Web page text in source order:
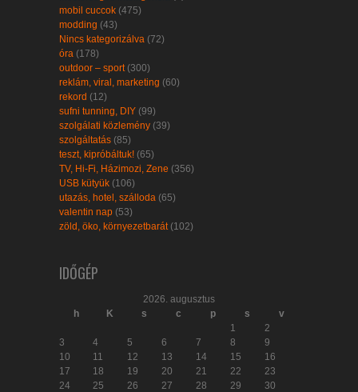
mobil cuccok (475)
modding (43)
Nincs kategorizálva (72)
óra (178)
outdoor – sport (300)
reklám, viral, marketing (60)
rekord (12)
sufni tunning, DIY (99)
szolgálati közlemény (39)
szolgáltatás (85)
teszt, kipróbáltuk! (65)
TV, Hi-Fi, Házimozi, Zene (356)
USB kütyük (106)
utazás, hotel, szálloda (65)
valentin nap (53)
zöld, öko, környezetbarát (102)
IDŐGÉP
2026. augusztus
h
K s c p s
v
1
2
3
4 5 6 7 8
9
10
11 12 13 14 15
16
17
18 19 20 21 22
23
24
25 26 27 28 29
30